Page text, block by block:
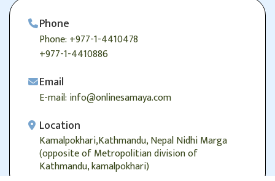
Phone
Phone: +977-1-4410478
+977-1-4410886
Email
E-mail: info@onlinesamaya.com
Location
Kamalpokhari,Kathmandu, Nepal Nidhi Marga
(opposite of Metropolitian division of
Kathmandu, kamalpokhari)